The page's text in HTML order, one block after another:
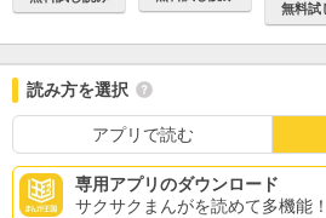
無料試
読み方を選択
アプリで読む
専用アプリのダウンロード
サクサクまんがを読めて多機能！